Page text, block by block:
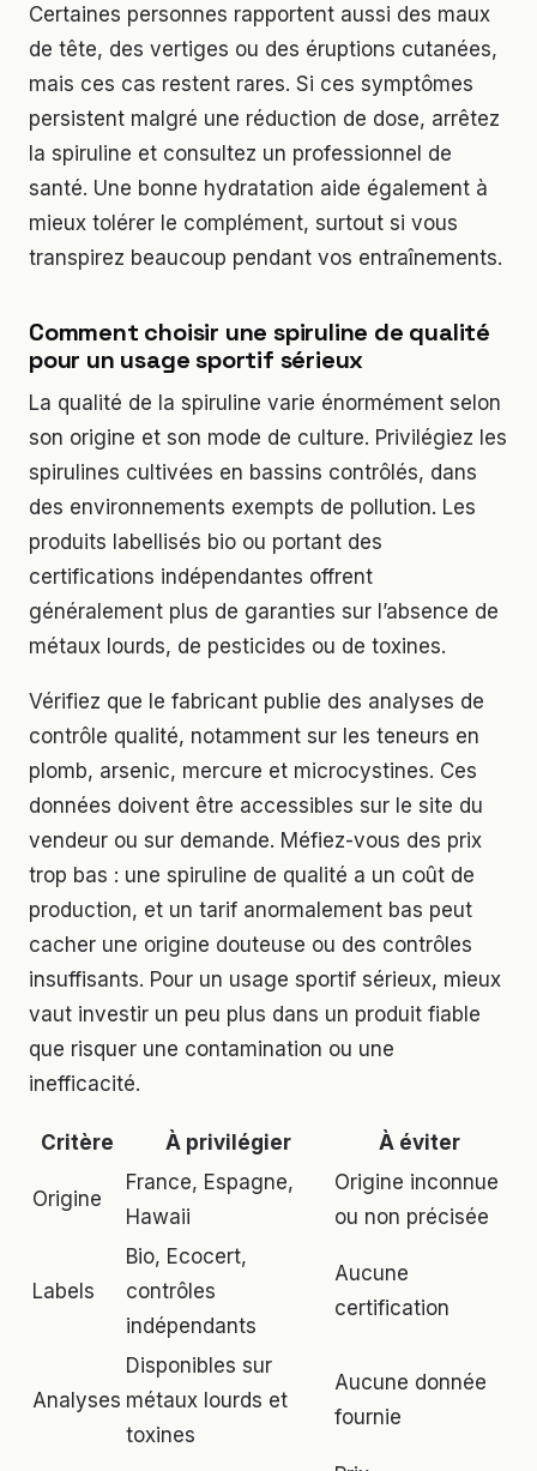
Certaines personnes rapportent aussi des maux
de tête, des vertiges ou des éruptions cutanées,
mais ces cas restent rares. Si ces symptômes
persistent malgré une réduction de dose, arrêtez
la spiruline et consultez un professionnel de
santé. Une bonne hydratation aide également à
mieux tolérer le complément, surtout si vous
transpirez beaucoup pendant vos entraînements.
Comment choisir une spiruline de qualité
pour un usage sportif sérieux
La qualité de la spiruline varie énormément selon
son origine et son mode de culture. Privilégiez les
spirulines cultivées en bassins contrôlés, dans
des environnements exempts de pollution. Les
produits labellisés bio ou portant des
certifications indépendantes offrent
généralement plus de garanties sur l’absence de
métaux lourds, de pesticides ou de toxines.
Vérifiez que le fabricant publie des analyses de
contrôle qualité, notamment sur les teneurs en
plomb, arsenic, mercure et microcystines. Ces
données doivent être accessibles sur le site du
vendeur ou sur demande. Méfiez-vous des prix
trop bas : une spiruline de qualité a un coût de
production, et un tarif anormalement bas peut
cacher une origine douteuse ou des contrôles
insuffisants. Pour un usage sportif sérieux, mieux
vaut investir un peu plus dans un produit fiable
que risquer une contamination ou une
inefficacité.
Critère À privilégier À éviter
Origine
France, Espagne,
Hawaii
Origine inconnue
ou non précisée
Labels
Bio, Ecocert,
contrôles
indépendants
Aucune
certification
Analyses
Disponibles sur
métaux lourds et
toxines
Aucune donnée
fournie